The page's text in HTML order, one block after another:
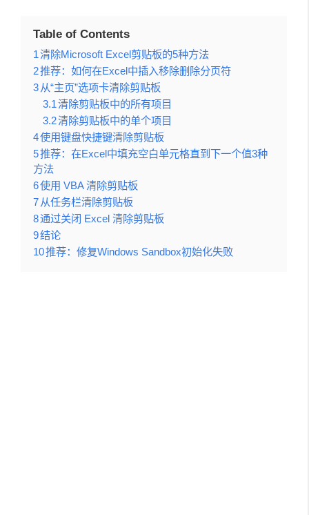
Table of Contents
1清除Microsoft Excel剪贴板的5种方法
2推荐：如何在Excel中插入移除删除分页符
3 从“主页”选项卡清除剪贴板
3.1清除剪贴板中的所有项目
3.2清除剪贴板中的单个项目
4使用键盘快捷键清除剪贴板
5推荐：在Excel中填充空白单元格直到下一个值3种
方法
6使用 VBA 清除剪贴板
7 从任务栏清除剪贴板
8通过关闭 Excel 清除剪贴板
9结论
10推荐：修复Windows Sandbox初始化失败